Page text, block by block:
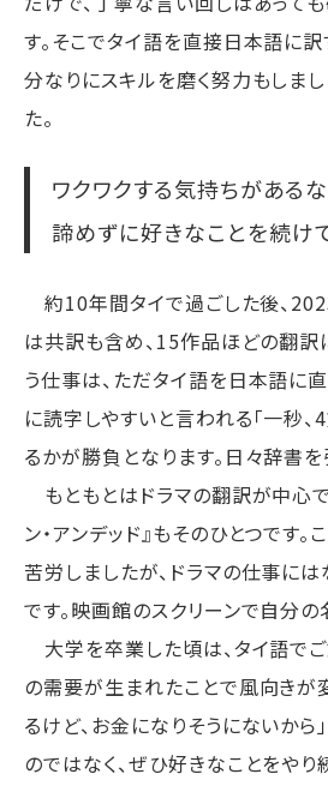
す。そこでタイ語を直接日本語に
分なりにスキルを磨く努力もしま
た。
ワクワクする気持ちがある
諦めずに好きなことを続け
約10年間タイで過ごした後、
は共訳も含め、15作品ほどの翻訳
う仕事は、ただタイ語を日本語に
に読字しやすいと言われる「一秒
るかが勝負となります。日々辞書
もともとはドラマの翻訳が中心
ン・アンデッド』もそのひとつで
苦労しましたが、ドラマの仕事に
です。映画館のスクリーンで自分
大学を卒業した頃は、タイ語で
の需要が生まれたことで風向きが
るけど、お金になりそうにないか
のではなく、ぜひ好きなことをや